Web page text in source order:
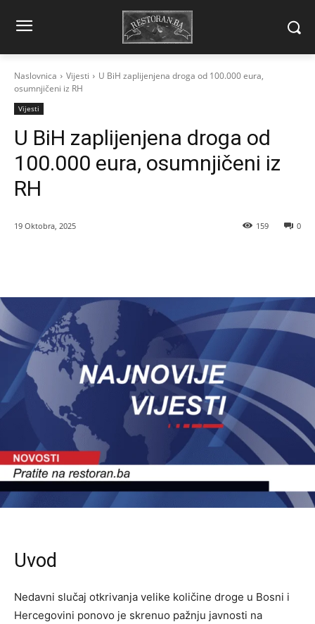
Naslovnica Vijesti
U BiH zaplijenjena droga od 100.000 eura,
osumnjičeni iz RH
Vijesti
U BiH zaplijenjena droga od
100.000 eura, osumnjičeni iz
RH
19 Oktobra, 2025 0
159
Uvod
Nedavni slučaj otkrivanja velike količine droge u Bosni i
Hercegovini ponovo je skrenuo pažnju javnosti na